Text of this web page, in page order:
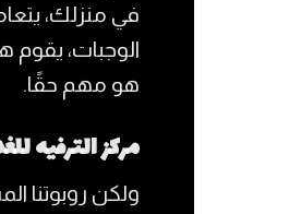
في منزلك،
الوجبات، يقوم
هو مهم حقًا.
مركز الترفيه
ولكن روبوتنا